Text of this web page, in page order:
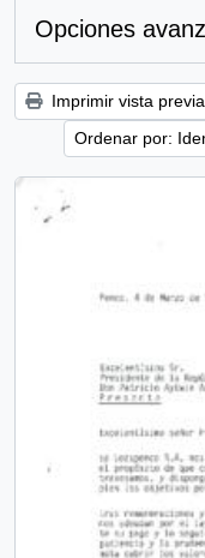
Opciones
Imprimir vista previa
Ordenar por: